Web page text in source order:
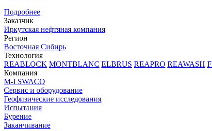
Подробнее
Заказчик
Иркутская нефтяная компания
Регион
Восточная Сибирь
Технология
REABLOCK MONTBLANC ELBRUS REAPRO REAWASH
Компания
M-I SWACO
Сервис и оборудование
Геофизические исследования
Испытания
Бурение
Заканчивание